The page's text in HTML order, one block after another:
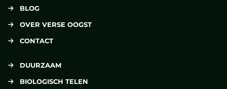
BLOG
OVER VERSE OOGST
CONTACT
DUURZAAM
BIOLOGISCH TELEN